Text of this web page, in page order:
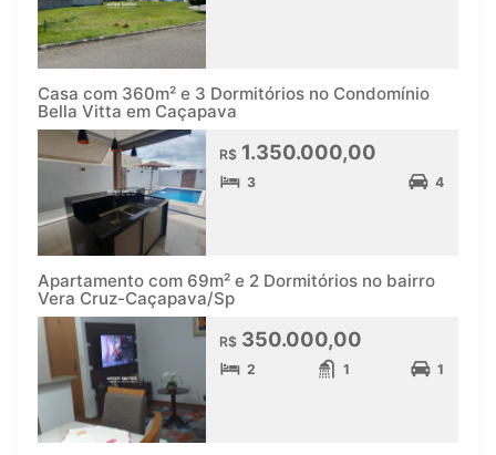
Casa com 360m² e 3 Dormitórios no Condomínio
Bella Vitta em Caçapava
R$ 1.350.000,00
3 4
Apartamento com 69m² e 2 Dormitórios no bairro
Vera Cruz-Caçapava/Sp
R$ 350.000,00
2 1 1